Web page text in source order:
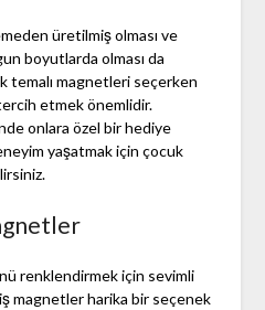
üretilmiş olması ve
boyutlarda olması da
temalı magnetleri seçerken
etmek önemlidir.
onlara özel bir hediye
yaşatmak için çocuk
renklendirmek için sevimli
magnetler harika bir seçenek